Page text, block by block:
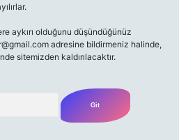
aykırı olduğunu düşündüğünüz
adresine bildirmeniz halinde,
sitemizden kaldırılacaktır.